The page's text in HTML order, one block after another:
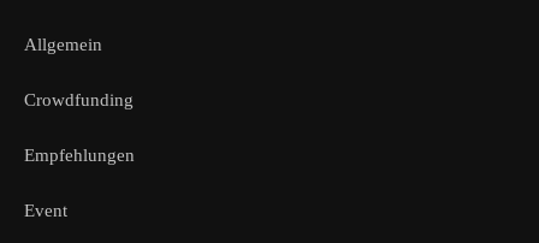
Allgemein
Crowdfunding
Empfehlungen
Event